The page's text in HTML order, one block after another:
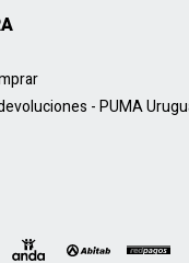
- PUMA